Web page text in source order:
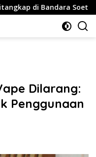
di Bandara Soetta,
Dilarang:
Penggunaan